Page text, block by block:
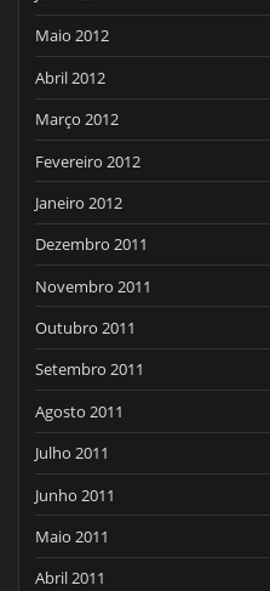
Maio 2012
Abril 2012
Março 2012
Fevereiro 2012
Janeiro 2012
Dezembro 2011
Novembro 2011
Outubro 2011
Setembro 2011
Agosto 2011
Julho 2011
Junho 2011
Maio 2011
Abril 2011